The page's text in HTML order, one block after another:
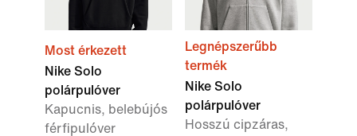
Most érkezett
Nike Solo
polárpulóver
Kapucnis, belebújós
férfipulóver
Legnépszerűbb
termék
Nike Solo
polárpulóver
Hosszú cipzáras,